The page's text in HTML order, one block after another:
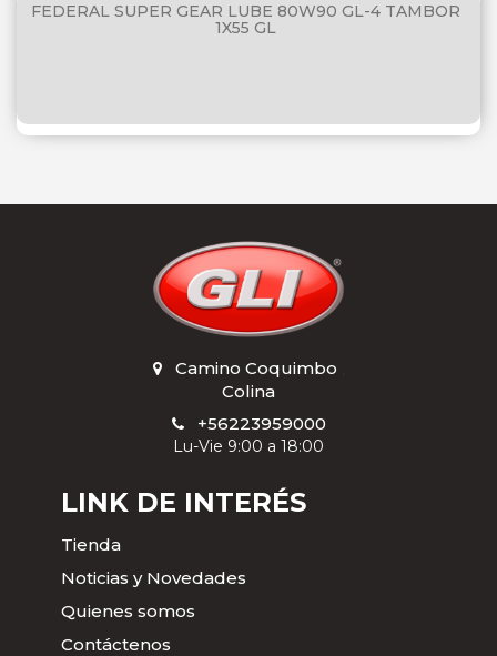
FEDERAL SUPER GEAR LUBE 80W90 GL-4 TAMBOR
1X55 GL
Camino Coquimbo
Colina
+56223959000
Lu-Vie 9:00 a 18:00
LINK DE INTERÉS
Tienda
Noticias y Novedades
Quienes somos
Contáctenos